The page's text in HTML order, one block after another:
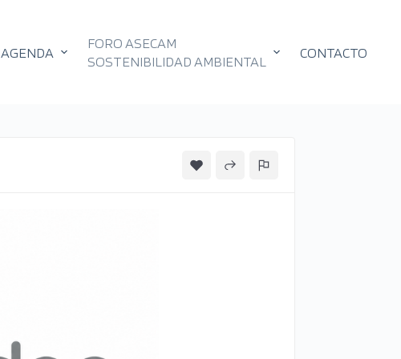
AGENDA
FORO ASECAM
SOSTENIBILIDAD AMBIENTAL
CONTACTO